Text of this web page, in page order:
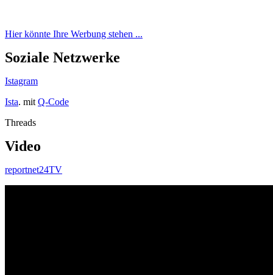
Hier könnte Ihre Werbung stehen ...
Soziale Netzwerke
Istagram
Ista. mit Q-Code
Threads
Video
reportnet24TV